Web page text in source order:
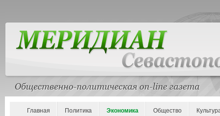
Главная Политика Экономика Общество